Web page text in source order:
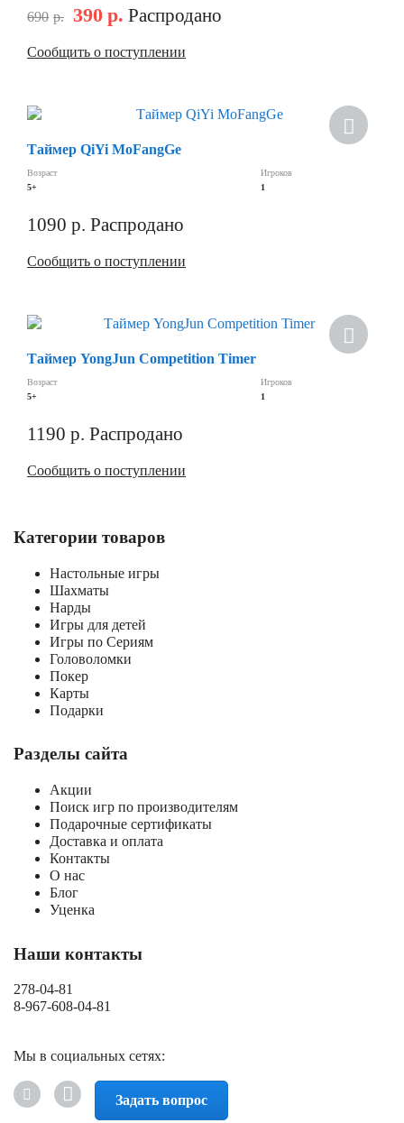
690 р. 390 р. Распродано
Сообщить о поступлении
Таймер QiYi MoFangGe
Возраст
5+
Игроков
1
1090 р. Распродано
Сообщить о поступлении
Таймер YongJun Competition Timer
Возраст
5+
Игроков
1
1190 р. Распродано
Сообщить о поступлении
Категории товаров
Настольные игры
Шахматы
Нарды
Игры для детей
Игры по Сериям
Головоломки
Покер
Карты
Подарки
Разделы сайта
Акции
Поиск игр по производителям
Подарочные сертификаты
Доставка и оплата
Контакты
О нас
Блог
Уценка
Наши контакты
278-04-81
8-967-608-04-81
Мы в социальных сетях:
Задать вопрос